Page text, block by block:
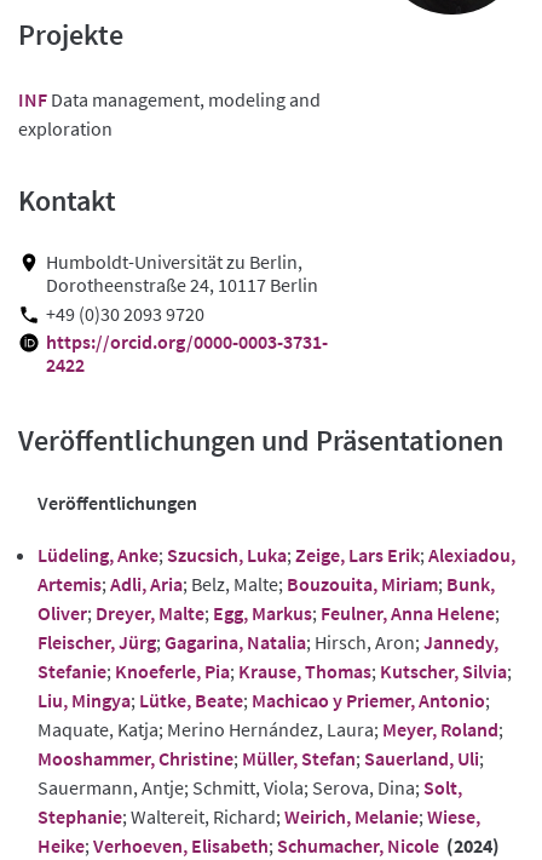
Projekte
INF Data management, modeling and
exploration
Kontakt
Humboldt-Universität zu Berlin,
Dorotheenstraße 24, 10117 Berlin
+49 (0)30 2093 9720
https://orcid.org/0000-0003-3731-
2422
Veröffentlichungen und Präsentationen
Veröffentlichungen
Lüdeling, Anke;Szucsich, Luka;Zeige, Lars Erik;Alexiadou,
Artemis;Adli, Aria; Belz, Malte; Bouzouita, Miriam; Bunk,
Oliver; Dreyer, Malte; Egg, Markus; Feulner, Anna Helene;
Fleischer, Jürg;Gagarina, Natalia; Hirsch, Aron;Jannedy,
Stefanie; Knoeferle, Pia; Krause, Thomas; Kutscher, Silvia;
Liu, Mingya; Lütke, Beate; Machicao y Priemer, Antonio;
Maquate, Katja; Merino Hernández, Laura; Meyer, Roland;
Mooshammer, Christine; Müller, Stefan;Sauerland, Uli;
Sauermann, Antje; Schmitt, Viola; Serova, Dina;Solt,
Stephanie; Waltereit, Richard;Weirich, Melanie;Wiese,
Heike;Verhoeven, Elisabeth;Schumacher, Nicole (2024)